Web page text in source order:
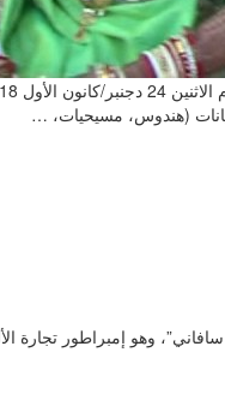
وهو إمبراطور تجارة